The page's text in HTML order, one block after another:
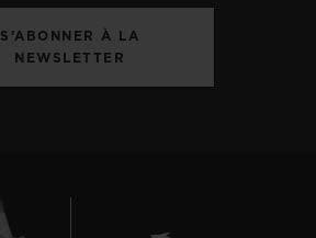
S’ABONNER À LA
NEWSLETTER